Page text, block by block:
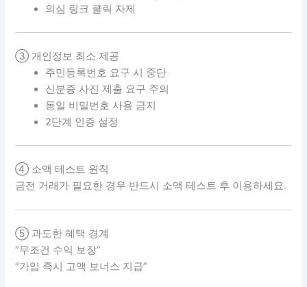
의심 링크 클릭 자제
③ 개인정보 최소 제공
주민등록번호 요구 시 중단
신분증 사진 제출 요구 주의
동일 비밀번호 사용 금지
2단계 인증 설정
④ 소액 테스트 원칙
금전 거래가 필요한 경우 반드시 소액 테스트 후 이용하세요.
⑤ 과도한 혜택 경계
“무조건 수익 보장”
“가입 즉시 고액 보너스 지급”